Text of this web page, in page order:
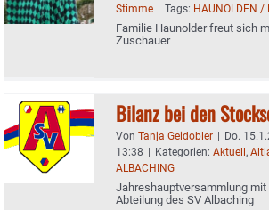
Stimme | Tags: HAUNOLDEN /
Familie Haunolder freut sich
Zuschauer
Bilanz bei den
Von Tanja Geidobler | Do.
13:38 | Kategorien: Aktuell,
ALBACHING
Jahreshauptversammlung mit
Abteilung des SV Albaching